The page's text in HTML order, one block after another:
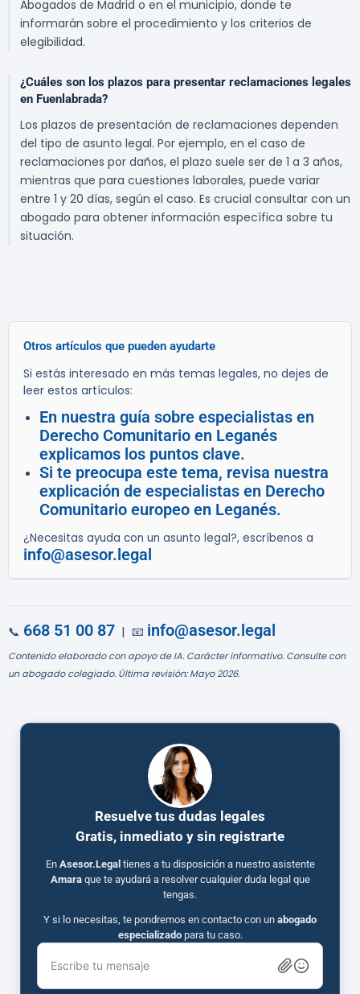
Abogados de Madrid o en el municipio, donde te
informarán sobre el procedimiento y los criterios de
elegibilidad.
¿Cuáles son los plazos para presentar reclamaciones legales
en Fuenlabrada?
Los plazos de presentación de reclamaciones dependen
del tipo de asunto legal. Por ejemplo, en el caso de
reclamaciones por daños, el plazo suele ser de 1 a 3 años,
mientras que para cuestiones laborales, puede variar
entre 1 y 20 días, según el caso. Es crucial consultar con un
abogado para obtener información específica sobre tu
situación.
Otros artículos que pueden ayudarte
Si estás interesado en más temas legales, no dejes de
leer estos artículos:
En nuestra guía sobre especialistas en
Derecho Comunitario en Leganés
explicamos los puntos clave.
Si te preocupa este tema, revisa nuestra
explicación de especialistas en Derecho
Comunitario europeo en Leganés.
¿Necesitas ayuda con un asunto legal?, escríbenos a
info@asesor.legal
📞 668 51 00 87 | 📧 info@asesor.legal
Contenido elaborado con apoyo de IA. Carácter informativo. Consulte con
un abogado colegiado. Última revisión: Mayo 2026.
Resuelve tus dudas legales
Gratis, inmediato y sin registrarte
En Asesor.Legal tienes a tu disposición a nuestro asistente
Amaraque te ayudará a resolver cualquier duda legal que
tengas.
Y si lo necesitas, te pondremos en contacto con un abogado
especializadopara tu caso.
Escribe tu mensaje